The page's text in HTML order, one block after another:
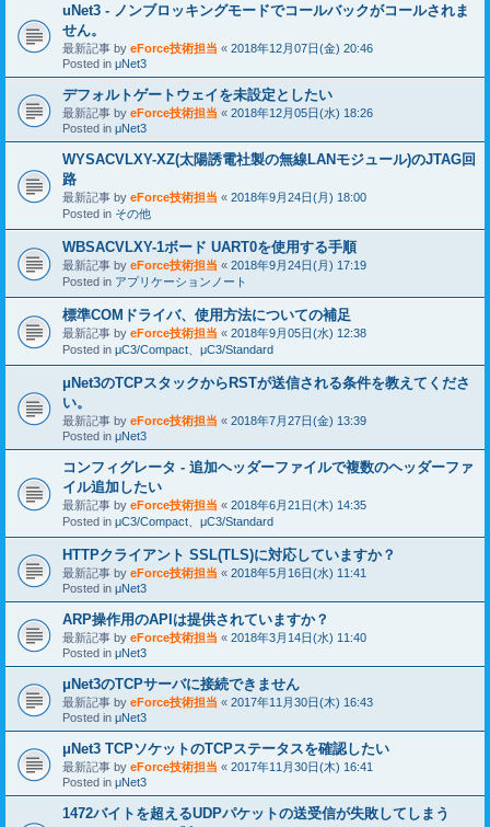
uNet3 - ノンブロッキングモードでコールバックがコールされま
せん。
最新記事 by eForce技術担当 « 2018年12月07日(金) 20:46
Posted in μNet3
デフォルトゲートウェイを未設定としたい
最新記事 by eForce技術担当 « 2018年12月05日(水) 18:26
Posted in μNet3
WYSACVLXY-XZ(太陽誘電社製の無線LANモジュール)のJTAG回
路
最新記事 by eForce技術担当 « 2018年9月24日(月) 18:00
Posted in その他
WBSACVLXY-1ボード UART0を使用する手順
最新記事 by eForce技術担当 « 2018年9月24日(月) 17:19
Posted in アプリケーションノート
標準COMドライバ、使用方法についての補足
最新記事 by eForce技術担当 « 2018年9月05日(水) 12:38
Posted in μC3/Compact、μC3/Standard
μNet3のTCPスタックからRSTが送信される条件を教えてくださ
い。
最新記事 by eForce技術担当 « 2018年7月27日(金) 13:39
Posted in μNet3
コンフィグレータ - 追加ヘッダーファイルで複数のヘッダーファ
イル追加したい
最新記事 by eForce技術担当 « 2018年6月21日(木) 14:35
Posted in μC3/Compact、μC3/Standard
HTTPクライアント SSL(TLS)に対応していますか？
最新記事 by eForce技術担当 « 2018年5月16日(水) 11:41
Posted in μNet3
ARP操作用のAPIは提供されていますか？
最新記事 by eForce技術担当 « 2018年3月14日(水) 11:40
Posted in μNet3
μNet3のTCPサーバに接続できません
最新記事 by eForce技術担当 « 2017年11月30日(木) 16:43
Posted in μNet3
μNet3 TCPソケットのTCPステータスを確認したい
最新記事 by eForce技術担当 « 2017年11月30日(木) 16:41
Posted in μNet3
1472バイトを超えるUDPパケットの送受信が失敗してしまう